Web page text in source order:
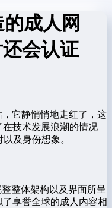
成人网
会认证
，它静悄悄地走红了，这
技术发展浪潮的情况
及身份想象。
整体架构以及界面所呈
享誉全球的成人内容相